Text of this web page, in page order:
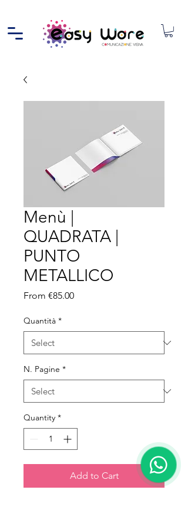
Menù |
QUADRATA |
PUNTO
METALLICO
From €85.00Sale Price
Quantità *
N. Pagine *
Quantity *
Add to Cart